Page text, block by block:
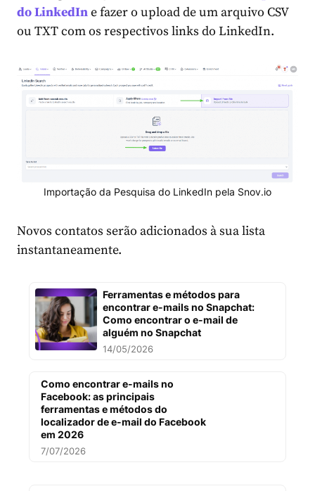
do LinkedIne fazer o upload de um arquivo CSV
ou TXT com os respectivos links do LinkedIn.
Importação da Pesquisa do LinkedIn pela Snov.io
Novos contatos serão adicionados à sua lista
instantaneamente.
Ferramentas e métodos para
encontrar e-mails no Snapchat:
Como encontrar o e-mail de
alguém no Snapchat
14/05/2026
Como encontrar e-mails no
Facebook: as principais
ferramentas e métodos do
localizador de e-mail do Facebook
em 2026
7/07/2026